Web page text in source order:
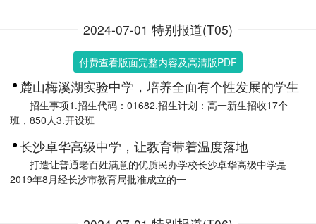
2024-07-01 特别报道(T05)
付费查看版面完整内容及高清版PDF
麓山梅溪湖实验中学，培养全面有个性发展的学生
招生事项1.招生代码：01682.招生计划：高一新生招收17个
班，850人3.开设班
长沙卓华高级中学，让教育带着温度落地
打造让普通老百姓满意的优质民办学校长沙卓华高级中学是
2019年8月经长沙市教育局批准成立的一